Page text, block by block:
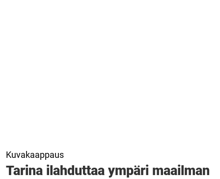
Kuvakaappaus
Tarina ilahduttaa ympäri maailman